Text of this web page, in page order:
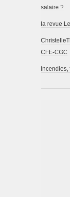
salaire ?
la revue
CFE-CGC